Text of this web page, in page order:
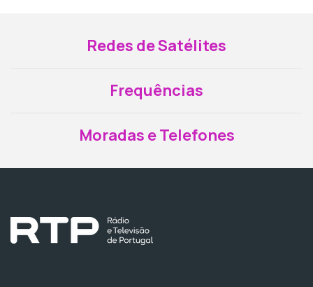
Redes de Satélites
Frequências
Moradas e Telefones